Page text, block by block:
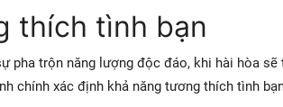
thích tình bạn
pha trộn năng lượng độc đáo, khi hài hòa
chính xác định khả năng tương thích tình